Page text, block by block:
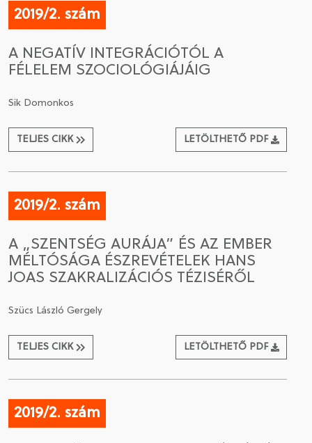
2019/2. szám
A NEGATÍV INTEGRÁCIÓTÓL A
FÉLELEM SZOCIOLÓGIÁJÁIG
Sik Domonkos
TELJES CIKK LETÖLTHETŐ PDF
2019/2. szám
A „SZENTSÉG AURÁJA” ÉS AZ EMBER
MÉLTÓSÁGA ÉSZREVÉTELEK HANS
JOAS SZAKRALIZÁCIÓS TÉZISÉRŐL
Szücs László Gergely
TELJES CIKK LETÖLTHETŐ PDF
2019/2. szám